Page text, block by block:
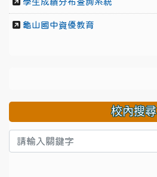
學生成績分布查詢系統
龜山國中資優教育
校內搜尋